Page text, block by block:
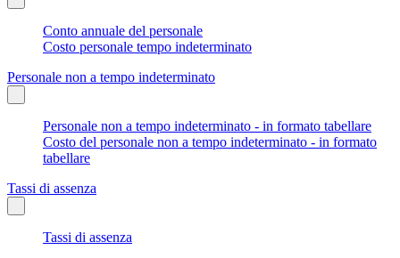
Conto annuale del personale
Costo personale tempo indeterminato
Personale non a tempo indeterminato
Personale non a tempo indeterminato - in formato tabellare
Costo del personale non a tempo indeterminato - in formato
tabellare
Tassi di assenza
Tassi di assenza